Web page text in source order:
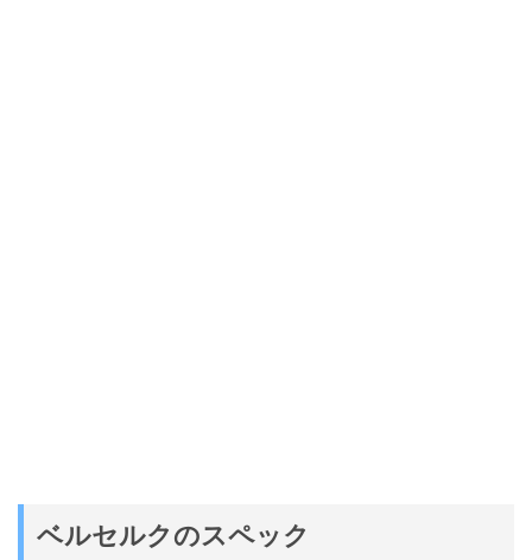
ベルセルクのスペック